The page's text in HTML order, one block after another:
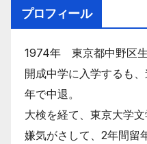
プロフィール
1974年 東京都中野区生
開成中学に入学するも
年で中退。
大検を経て、東京大学
嫌気がさして、2年間留